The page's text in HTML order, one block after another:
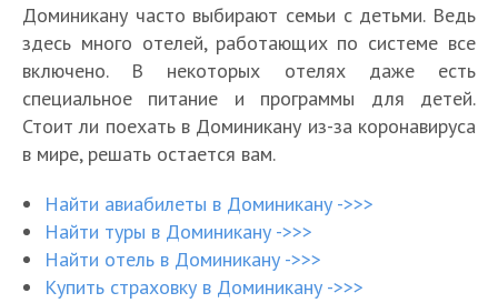
Доминикану часто выбирают семьи с детьми. Ведь
здесь много отелей, работающих по системе все
включено. В некоторых отелях даже есть
специальное питание и программы для детей.
Стоит ли поехать в Доминикану из-за коронавируса
в мире, решать остается вам.
Найти авиабилеты в Доминикану ->>>
Найти туры в Доминикану ->>>
Найти отель в Доминикану ->>>
Купить страховку в Доминикану ->>>